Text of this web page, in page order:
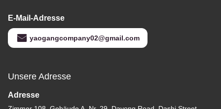
E-Mail-Adresse
yaogangcompany02@gmail.com
Unsere Adresse
Adresse